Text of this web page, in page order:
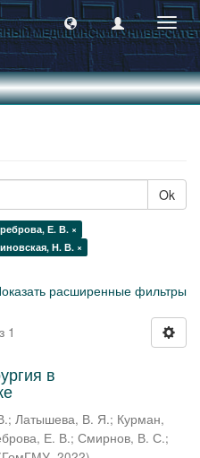
Ok
Е. В. ×
Н. В. ×
расширенные фильтры
1
в
; Латышева, В. Я.; Курман,
Е. В.; Смирнов, В. С.;